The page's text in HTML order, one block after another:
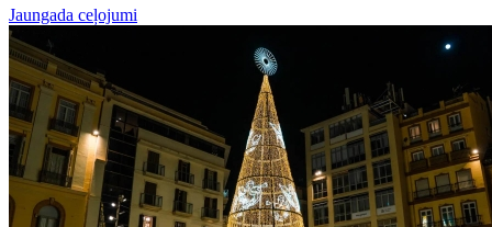
Jaungada ceļojumi